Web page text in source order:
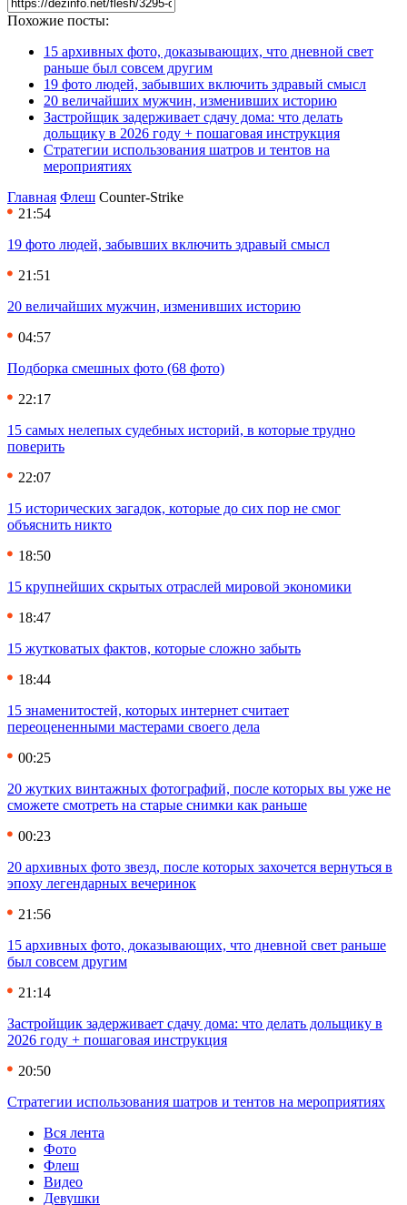
Похожие посты:
15 архивных фото, доказывающих, что дневной свет
раньше был совсем другим
19 фото людей, забывших включить здравый смысл
20 величайших мужчин, изменивших историю
Застройщик задерживает сдачу дома: что делать
дольщику в 2026 году + пошаговая инструкция
Стратегии использования шатров и тентов на
мероприятиях
Главная Флеш Counter-Strike
21:54
19 фото людей, забывших включить здравый смысл
21:51
20 величайших мужчин, изменивших историю
04:57
Подборка смешных фото (68 фото)
22:17
15 самых нелепых судебных историй, в которые трудно
поверить
22:07
15 исторических загадок, которые до сих пор не смог
объяснить никто
18:50
15 крупнейших скрытых отраслей мировой экономики
18:47
15 жутковатых фактов, которые сложно забыть
18:44
15 знаменитостей, которых интернет считает
переоцененными мастерами своего дела
00:25
20 жутких винтажных фотографий, после которых вы уже не
сможете смотреть на старые снимки как раньше
00:23
20 архивных фото звезд, после которых захочется вернуться в
эпоху легендарных вечеринок
21:56
15 архивных фото, доказывающих, что дневной свет раньше
был совсем другим
21:14
Застройщик задерживает сдачу дома: что делать дольщику в
2026 году + пошаговая инструкция
20:50
Стратегии использования шатров и тентов на мероприятиях
Вся лента
Фото
Флеш
Видео
Девушки